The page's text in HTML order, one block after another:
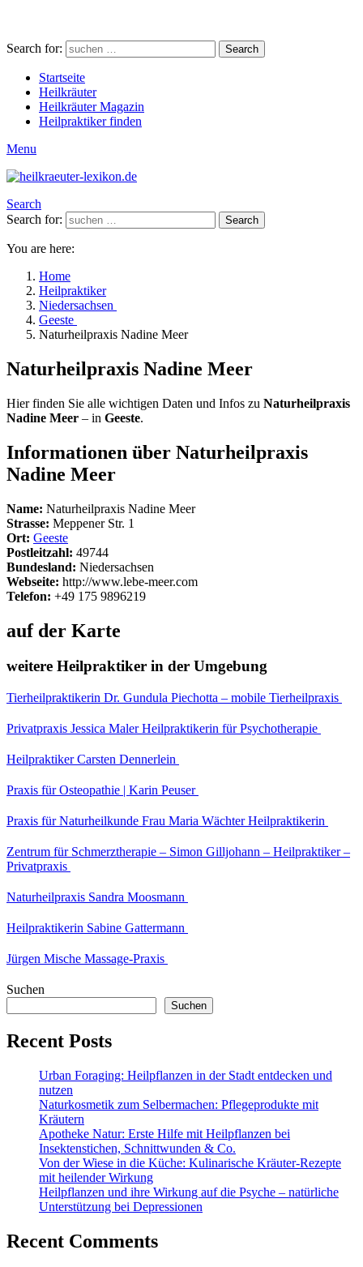
Search for: Search
Startseite
Heilkräuter
Heilkräuter Magazin
Heilpraktiker finden
Menu
Search
Search for:
Search
You are here:
Home
Heilpraktiker
Niedersachsen
Geeste
Naturheilpraxis Nadine Meer
Naturheilpraxis Nadine Meer
Hier finden Sie alle wichtigen Daten und Infos zu Naturheilpraxis
Nadine Meer – in Geeste.
Informationen über Naturheilpraxis
Nadine Meer
Name: Naturheilpraxis Nadine Meer
Strasse: Meppener Str. 1
Ort: Geeste
Postleitzahl: 49744
Bundesland: Niedersachsen
Webseite: http://www.lebe-meer.com
Telefon: +49 175 9896219
auf der Karte
weitere Heilpraktiker in der Umgebung
Tierheilpraktikerin Dr. Gundula Piechotta – mobile Tierheilpraxis
Privatpraxis Jessica Maler Heilpraktikerin für Psychotherapie
Heilpraktiker Carsten Dennerlein
Praxis für Osteopathie | Karin Peuser
Praxis für Naturheilkunde Frau Maria Wächter Heilpraktikerin
Zentrum für Schmerztherapie – Simon Gilljohann – Heilpraktiker –
Privatpraxis
Naturheilpraxis Sandra Moosmann
Heilpraktikerin Sabine Gattermann
Jürgen Mische Massage-Praxis
Suchen
Suchen
Recent Posts
Urban Foraging: Heilpflanzen in der Stadt entdecken und
nutzen
Naturkosmetik zum Selbermachen: Pflegeprodukte mit
Kräutern
Apotheke Natur: Erste Hilfe mit Heilpflanzen bei
Insektenstichen, Schnittwunden & Co.
Von der Wiese in die Küche: Kulinarische Kräuter-Rezepte
mit heilender Wirkung
Heilpflanzen und ihre Wirkung auf die Psyche – natürliche
Unterstützung bei Depressionen
Recent Comments